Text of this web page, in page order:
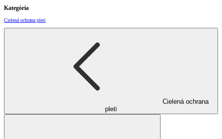
Kategória
Cielená ochrana pleti
Cielená ochrana
pleti